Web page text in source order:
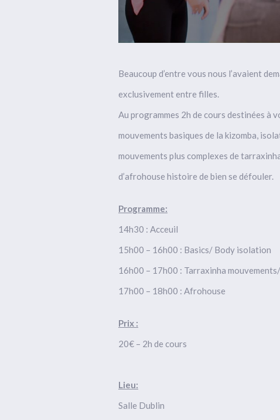
Beaucoup d’entre vous nous l’avaient
exclusivement entre filles.
Au programmes 2h de cours destinées à
mouvements basiques de la kizomba,
mouvements plus complexes de
d’afrohouse histoire de bien se défouler.
Programme:
14h30 : Acceuil
15h00 – 16h00 : Basics/ Body isolation
16h00 – 17h00 : Tarraxinha
17h00 – 18h00 : Afrohouse
Prix :
20€ – 2h de cours
Lieu:
Salle Dublin